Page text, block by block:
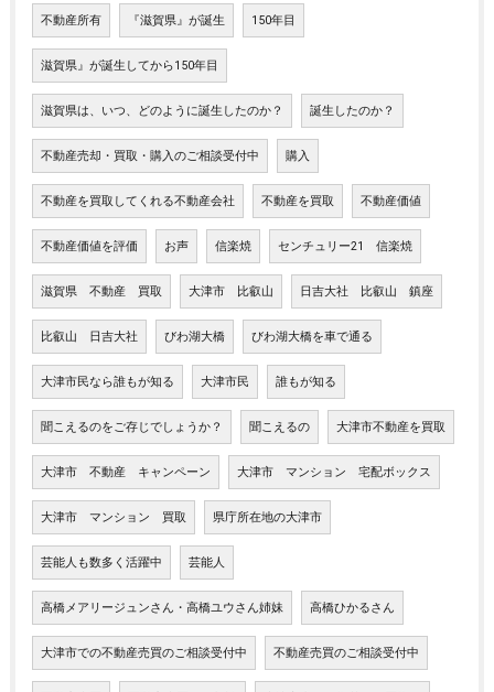
不動産所有 『滋賀県』が誕生 150年目
滋賀県』が誕生してから150年目
滋賀県は、いつ、どのように誕生したのか？ 誕生したのか？
不動産売却・買取・購入のご相談受付中 購入
不動産を買取してくれる不動産会社 不動産を買取 不動産価値
不動産価値を評価 お声 信楽焼 センチュリー21 信楽焼
滋賀県 不動産 買取 大津市 比叡山 日吉大社 比叡山 鎮座
比叡山 日吉大社 びわ湖大橋 びわ湖大橋を車で通る
大津市民なら誰もが知る 大津市民 誰もが知る
聞こえるのをご存じでしょうか？ 聞こえるの 大津市不動産を買取
大津市 不動産 キャンペーン 大津市 マンション 宅配ボックス
大津市 マンション 買取 県庁所在地の大津市
芸能人も数多く活躍中 芸能人
高橋メアリージュンさん・高橋ユウさん姉妹 高橋ひかるさん
大津市での不動産売買のご相談受付中 不動産売買のご相談受付中